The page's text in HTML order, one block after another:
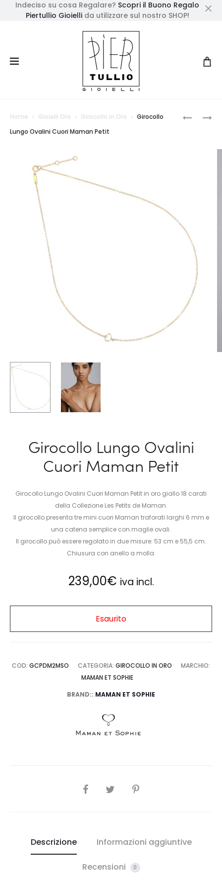
Indeciso su cosa Regalare? Scopri il Buono Regalo
Piertullio Gioiellida utilizzare sul nostro SHOP!
Home Gioielli Oro Girocollo in Oro
Girocollo
Lungo Ovalini Cuori Maman Petit
Girocollo Lungo Ovalini
Cuori Maman Petit
Girocollo Lungo Ovalini Cuori Maman Petit in oro giallo 18 carati
della Collezione Les Petits de Maman.
Il girocollo presenta tre mini cuori Maman traforati larghi 6 mm e
una catena semplice con maglie ovali.
Il girocollo può essere regolato in due misure: 53 cm e 55,5 cm.
Chiusura con anello a molla.
239,00€ iva incl.
Esaurito
COD: GCPDM2MSO CATEGORIA: GIROCOLLO IN ORO
MARCHIO:
MAMAN ET SOPHIE
BRAND:: MAMAN ET SOPHIE
SHARE
Descrizione Informazioni aggiuntive
Recensioni 0